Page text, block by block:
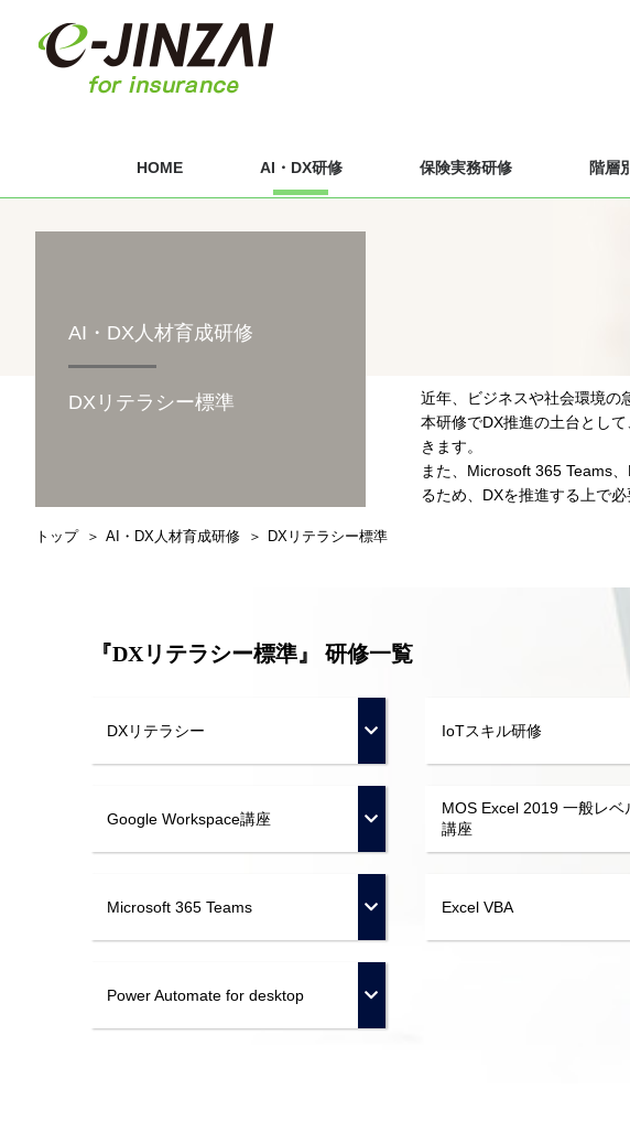
HOME AI・DX研修 保険実務研修 階層
AI・DX人材育成研修
DXリテラシー標準
近年、ビジネスや社会環境の
本研修でDX推進の土台とし
きます。
また、Microsoft 365 Teams
るため、DXを推進する上で
トップ AI・DX人材育成研修 DXリテラシー標準
『DXリテラシー標準』 研修一覧
DXリテラシー IoTスキル研修
Google Workspace講座
MOS Excel 2019 一般レベ
講座
Microsoft 365 Teams Excel VBA
Power Automate for desktop